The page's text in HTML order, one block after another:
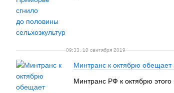
09:33, 10 сентября 2019
Минтранс к октябрю обещает
Минтранс РФ к октябрю